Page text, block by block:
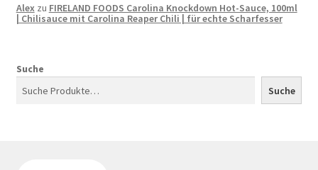
Alexzu FIRELAND FOODS Carolina Knockdown Hot-Sauce, 100ml
| Chilisauce mit Carolina Reaper Chili | für echte Scharfesser
Suche
Suche